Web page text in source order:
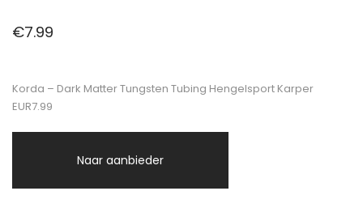
€7.99
Korda – Dark Matter Tungsten Tubing Hengelsport Karper
EUR7.99
Naar aanbieder